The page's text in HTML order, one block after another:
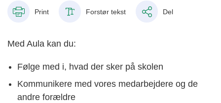
Print Forstør tekst Del
Med Aula kan du:
Følge med i, hvad der sker på skolen
Kommunikere med vores medarbejdere og de
andre forældre